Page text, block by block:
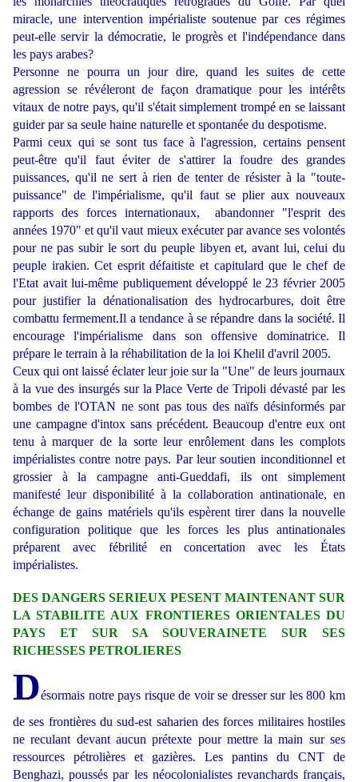
miracle, une intervention impérialiste soutenue par ces régimes
peut-elle servir la démocratie, le progrès et l'indépendance dans
les pays arabes?
Personne ne pourra un jour dire, quand les suites de cette
agression se révéleront de façon dramatique pour les intérêts
vitaux de notre pays, qu'il s'était simplement trompé en se laissant
guider par sa seule haine naturelle et spontanée du despotisme.
Parmi ceux qui se sont tus face à l'agression, certains pensent
peut-être qu'il faut éviter de s'attirer la foudre des grandes
puissances, qu'il ne sert à rien de tenter de résister à la "toute-
puissance" de l'impérialisme, qu'il faut se plier aux nouveaux
rapports des forces internationaux, abandonner "l'esprit des
années 1970" et qu'il vaut mieux exécuter par avance ses volontés
pour ne pas subir le sort du peuple libyen et, avant lui, celui du
peuple irakien. Cet esprit défaitiste et capitulard que le chef de
l'Etat avait lui-même publiquement développé le 23 février 2005
pour justifier la dénationalisation des hydrocarbures, doit être
combattu fermement.Il a tendance à se répandre dans la société. Il
encourage l'impérialisme dans son offensive dominatrice. Il
prépare le terrain à la réhabilitation de la loi Khelil d'avril 2005.
Ceux qui ont laissé éclater leur joie sur la "Une" de leurs journaux
à la vue des insurgés sur la Place Verte de Tripoli dévasté par les
bombes de l'OTAN ne sont pas tous des naïfs désinformés par
une campagne d'intox sans précédent. Beaucoup d'entre eux ont
tenu à marquer de la sorte leur enrôlement dans les complots
impérialistes contre notre pays. Par leur soutien inconditionnel et
grossier à la campagne anti-Gueddafi, ils ont simplement
manifesté leur disponibilité à la collaboration antinationale, en
échange de gains matériels qu'ils espèrent tirer dans la nouvelle
configuration politique que les forces les plus antinationales
préparent avec fébrilité en concertation avec les États
impérialistes.
DES DANGERS SERIEUX PESENT MAINTENANT SUR
LA STABILITE AUX FRONTIERES ORIENTALES DU
PAYS ET SUR SA SOUVERAINETE SUR SES
RICHESSES PETROLIERES
Désormais notre pays risque de voir se dresser sur les 800 km
de ses frontières du sud-est saharien des forces militaires hostiles
ne reculant devant aucun prétexte pour mettre la main sur ses
ressources pétrolières et gazières. Les pantins du CNT de
Benghazi, poussés par les néocolonialistes revanchards français,